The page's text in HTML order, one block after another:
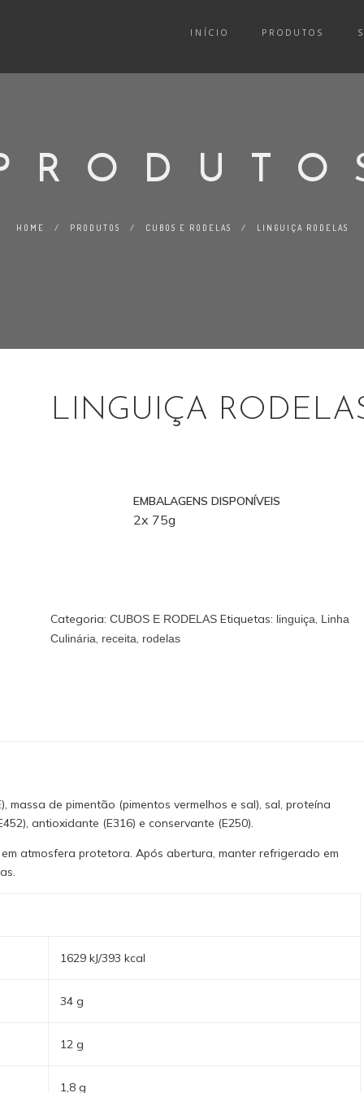
INÍCIO PRODUTOS
HOME / PRODUTOS / CUBOS E RODELAS / LINGUIÇA RODELAS
LINGUIÇA
EMBALAGENS DISPONÍVEIS
2x 75g
Categoria: CUBOS E RODELAS Etiquetas: linguiça, Linha
Culinária, receita, rodelas
massa de pimentão (pimentos vermelhos e sal), sal, proteína
antioxidante (E316) e conservante (E250).
em atmosfera protetora. Após abertura, manter refrigerado em
1629 kJ/393 kcal
34 g
12 g
1,8 g